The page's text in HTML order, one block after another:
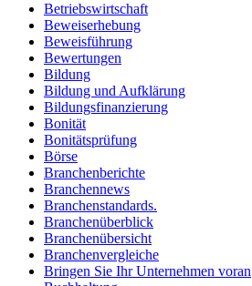
Betriebswirtschaft
Beweiserhebung
Beweisführung
Bewertungen
Bildung
Bildung und Aufklärung
Bildungsfinanzierung
Bonität
Bonitätsprüfung
Börse
Branchenberichte
Branchennews
Branchenstandards.
Branchenüberblick
Branchenübersicht
Branchenvergleiche
Bringen Sie Ihr Unternehmen voran